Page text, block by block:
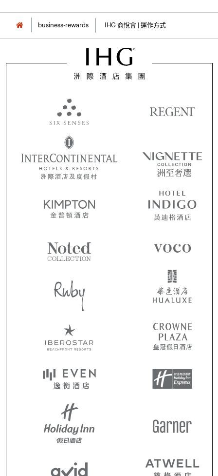
business-rewards IHG 商悅會 | 運作方式